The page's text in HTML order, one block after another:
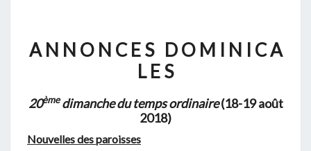
ORDINAIRE
(18-
AOÛT
A N N O N C E S D O M I N I C A
L E S
20èmedimanche du temps ordinaire(18-19 août
2018)
Nouvelles des paroisses